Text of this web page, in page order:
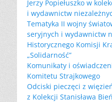
Jerzy Popiełuszko w
i wydawnictw
Tematyka II wojny
seryjnych i wydawnictw
Historycznego Komisji
„Solidarność”
Komunikaty i
Komitetu Strajkowego
Odciski pieczęci z
z Kolekcji Stanisława